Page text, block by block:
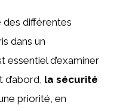
des différentes
dans un
essentiel d’examiner
la sécurité
priorité, en